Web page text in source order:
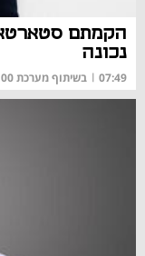
הקמתם
נכונה
07:49
| בשיתוף מערכת duns 100